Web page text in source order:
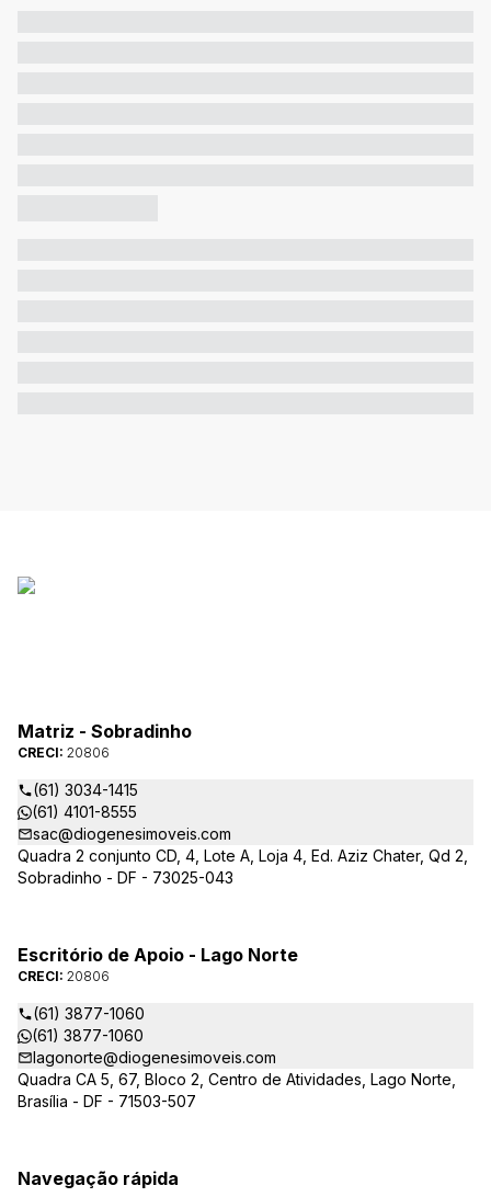
Matriz - Sobradinho
CRECI: 20806
(61) 3034-1415
(61) 4101-8555
sac@diogenesimoveis.com
Quadra 2 conjunto CD, 4, Lote A, Loja 4, Ed. Aziz Chater, Qd 2,
Sobradinho - DF - 73025-043
Escritório de Apoio - Lago Norte
CRECI: 20806
(61) 3877-1060
(61) 3877-1060
lagonorte@diogenesimoveis.com
Quadra CA 5, 67, Bloco 2, Centro de Atividades, Lago Norte,
Brasília - DF - 71503-507
Navegação rápida